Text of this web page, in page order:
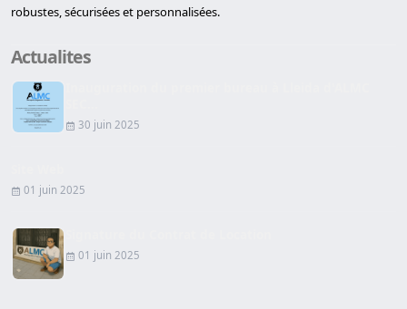
robustes, sécurisées et personnalisées.
Actualites
30 juin 2025
01 juin 2025
01 juin 2025